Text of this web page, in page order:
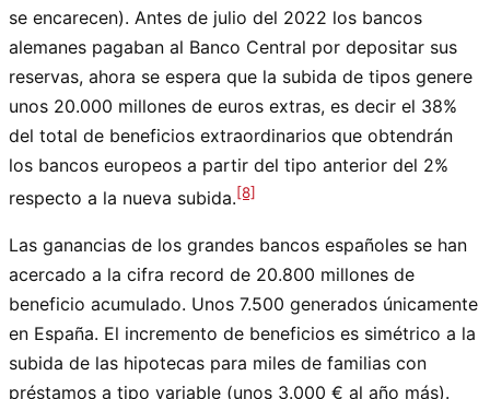
se encarecen). Antes de julio del 2022 los bancos
alemanes pagaban al Banco Central por depositar sus
reservas, ahora se espera que la subida de tipos genere
unos 20.000 millones de euros extras, es decir el 38%
del total de beneficios extraordinarios que obtendrán
los bancos europeos a partir del tipo anterior del 2%
respecto a la nueva subida.[8]
Las ganancias de los grandes bancos españoles se han
acercado a la cifra record de 20.800 millones de
beneficio acumulado. Unos 7.500 generados únicamente
en España. El incremento de beneficios es simétrico a la
subida de las hipotecas para miles de familias con
préstamos a tipo variable (unos 3.000 € al año más).